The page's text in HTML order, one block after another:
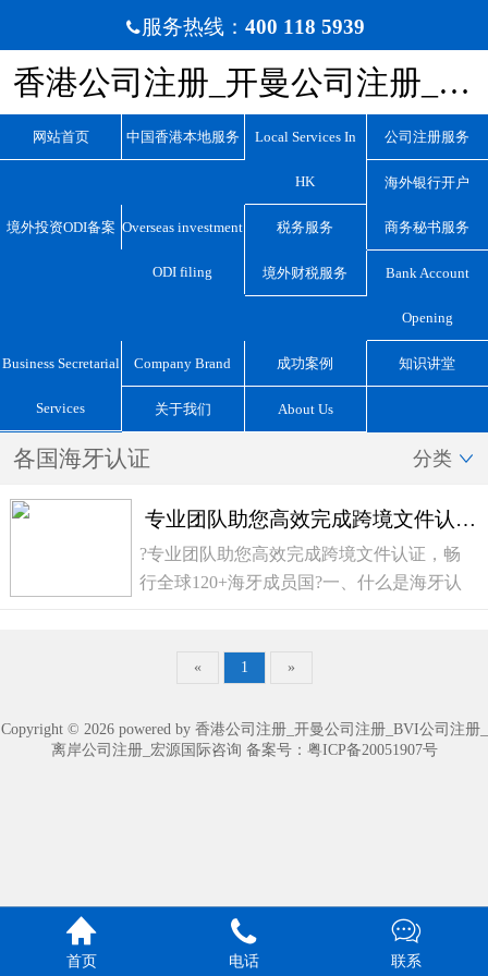
服务热线： 400 118 5939
香港公司注册_开曼公司注册_BVI公司注册_离岸公司注册_宏源国际咨询
网站首页 中国香港本地服务 Local Services In
HK
公司注册服务
海外银行开户
境外投资ODI备案 Overseas investment
ODI filing
税务服务 商务秘书服务
境外财税服务 Bank Account
Opening
Business Secretarial
Services
Company Brand 成功案例 知识讲堂
关于我们 About Us
各国海牙认证 分类 
专业团队助您高效完成跨境文件认证，畅行全球120+海牙成员国
?专业团队助您高效完成跨境文件认证，畅
行全球120+海牙成员国?一、什么是海牙认
权书等）用于他国时，接收国通常要求认
« 1 »
Copyright © 2026 powered by 香港公司注册_开曼公司注册_BVI公司注册_
离岸公司注册_宏源国际咨询 备案号： 粤ICP备20051907号

首页

电话

联系